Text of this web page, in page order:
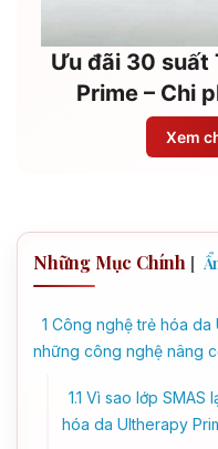
Ưu đãi 30 suất
Prime – Chi
Xem
Những Mục Chính [
1 Công nghệ trẻ hóa da
những công nghệ nâng
1.1 Vì sao lớp SMAS
hóa da Ultherapy